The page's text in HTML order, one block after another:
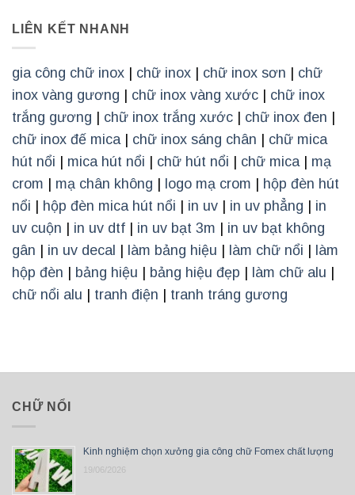
LIÊN KẾT NHANH
gia công chữ inox chữ inox chữ inox sơn
chữ
inox vàng gương
chữ inox vàng xước
chữ inox
trắng gương
chữ inox trắng xước chữ inox đen
chữ inox đế mica| chữ inox sáng chân
chữ mica
hút nổi
mica hút nổi chữ hút nổi chữ mica| mạ
crom
mạ chân không logo mạ crom
hộp đèn hút
nổi
hộp đèn mica hút nổi in uv in uv phẳng
in
uv cuộn
in uv dtf in uv bạt 3m
in uv bạt không
gân
in uv decal làm bảng hiệu làm chữ nổi
làm
hộp đèn
bảng hiệu bảng hiệu đẹp làm chữ alu
chữ nổi alu
tranh điện tranh tráng gương
CHỮ NỔI
Kinh nghiệm chọn xưởng gia công chữ Fomex chất lượng
19/06/2026